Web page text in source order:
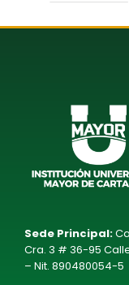
Sede Principal:
Cra. 3 # 36-95
– Nit. 890480054-5